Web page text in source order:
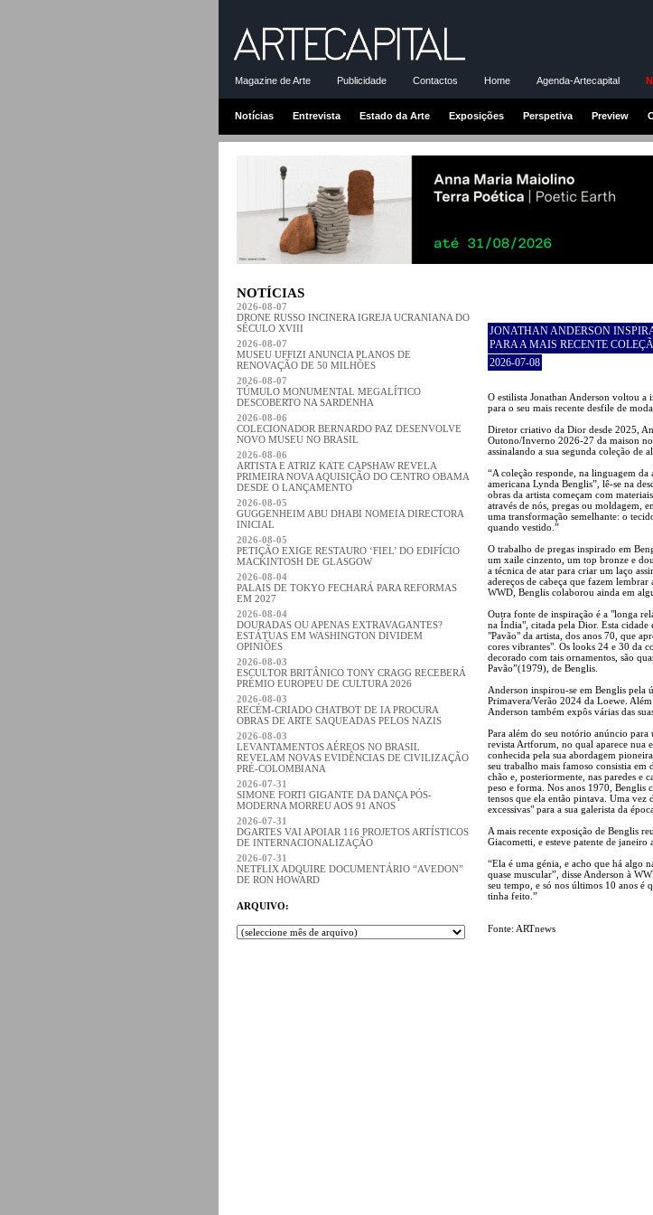
Magazine de Arte Publicidade Contactos Home Agenda-Artecapital
Notícias Entrevista Estado da Arte Exposições Perspetiva Preview
NOTÍCIAS
2026-08-07
DRONE RUSSO INCINERA IGREJA UCRANIANA DO
SÉCULO XVIII
2026-08-07
MUSEU UFFIZI ANUNCIA PLANOS DE
RENOVAÇÃO DE 50 MILHÕES
2026-08-07
TÚMULO MONUMENTAL MEGALÍTICO
DESCOBERTO NA SARDENHA
2026-08-06
COLECIONADOR BERNARDO PAZ DESENVOLVE
NOVO MUSEU NO BRASIL
2026-08-06
ARTISTA E ATRIZ KATE CAPSHAW REVELA
PRIMEIRA NOVA AQUISIÇÃO DO CENTRO OBAMA
DESDE O LANÇAMENTO
2026-08-05
GUGGENHEIM ABU DHABI NOMEIA DIRECTORA
INICIAL
2026-08-05
PETIÇÃO EXIGE RESTAURO ‘FIEL’ DO EDIFÍCIO
MACKINTOSH DE GLASGOW
2026-08-04
PALAIS DE TOKYO FECHARÁ PARA REFORMAS
EM 2027
2026-08-04
DOURADAS OU APENAS EXTRAVAGANTES?
ESTÁTUAS EM WASHINGTON DIVIDEM
OPINIÕES
2026-08-03
ESCULTOR BRITÂNICO TONY CRAGG RECEBERÁ
PRÉMIO EUROPEU DE CULTURA 2026
2026-08-03
RECÉM-CRIADO CHATBOT DE IA PROCURA
OBRAS DE ARTE SAQUEADAS PELOS NAZIS
2026-08-03
LEVANTAMENTOS AÉREOS NO BRASIL
REVELAM NOVAS EVIDÊNCIAS DE CIVILIZAÇÃO
PRÉ-COLOMBIANA
2026-07-31
SIMONE FORTI GIGANTE DA DANÇA PÓS-
MODERNA MORREU AOS 91 ANOS
2026-07-31
DGARTES VAI APOIAR 116 PROJETOS ARTÍSTICOS
DE INTERNACIONALIZAÇÃO
2026-07-31
NETFLIX ADQUIRE DOCUMENTÁRIO “AVEDON”
DE RON HOWARD
ARQUIVO:
JONATHAN ANDERSON
PARA A MAIS RECENTE
2026-07-08
O estilista Jonathan Anderson voltou a
para o seu mais recente desfile de moda.
Diretor criativo da Dior desde 2025,
Outono/Inverno 2026-27 da maison
assinalando a sua segunda coleção de
“A coleção responde, na linguagem
americana Lynda Benglis”, lê-se na
obras da artista começam com
através de nós, pregas ou moldagem,
uma transformação semelhante: o
quando vestido.”
O trabalho de pregas inspirado em
um xaile cinzento, um top bronze e
a técnica de atar para criar um laço
adereços de cabeça que fazem
WWD, Benglis colaborou ainda em
Outra fonte de inspiração é a "longa
na Índia", citada pela Dior. Esta cidade
"Pavão" da artista, dos anos 70, que
cores vibrantes". Os looks 24 e 30 da
decorado com tais ornamentos, são
Pavão”(1979), de Benglis.
Anderson inspirou-se em Benglis pela
Primavera/Verão 2024 da Loewe.
Anderson também expôs várias das
Para além do seu notório anúncio
revista Artforum, no qual aparece nua
conhecida pela sua abordagem
seu trabalho mais famoso consistia
chão e, posteriormente, nas paredes e
peso e forma. Nos anos 1970, Benglis
tensos que ela então pintava. Uma vez
excessivas" para a sua galerista da
A mais recente exposição de Benglis
Giacometti, e esteve patente de
“Ela é uma génia, e acho que há algo
quase muscular”, disse Anderson à
seu tempo, e só nos últimos 10 anos é
tinha feito.”
Fonte: ARTnews